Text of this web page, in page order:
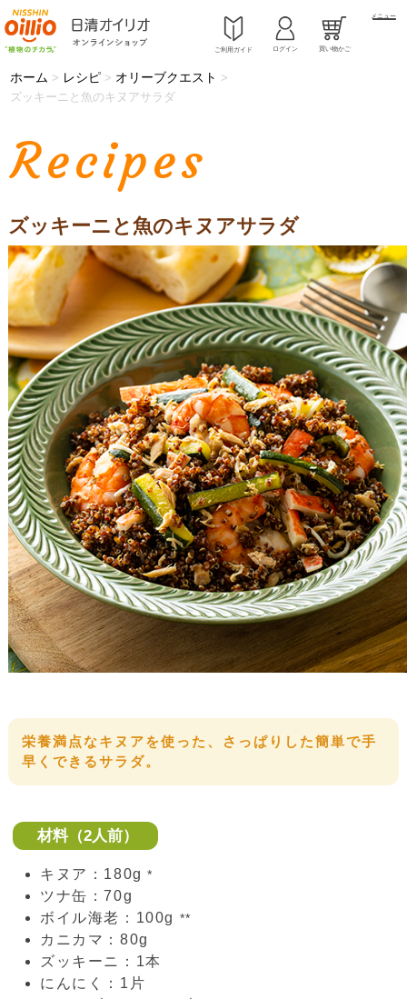
ご利用ガイド ログイン 買い物かご
メニュー
ホーム > レシピ > オリーブクエスト >
ズッキーニと魚のキヌアサラダ
Recipes
ズッキーニと魚のキヌアサラダ
栄養満点なキヌアを使った、さっぱりした簡単で手
早くできるサラダ。
材料（2人前）
キヌア：180g*
ツナ缶：70g
ボイル海老：100g **
カニカマ：80g
ズッキーニ：1本
にんにく：1片